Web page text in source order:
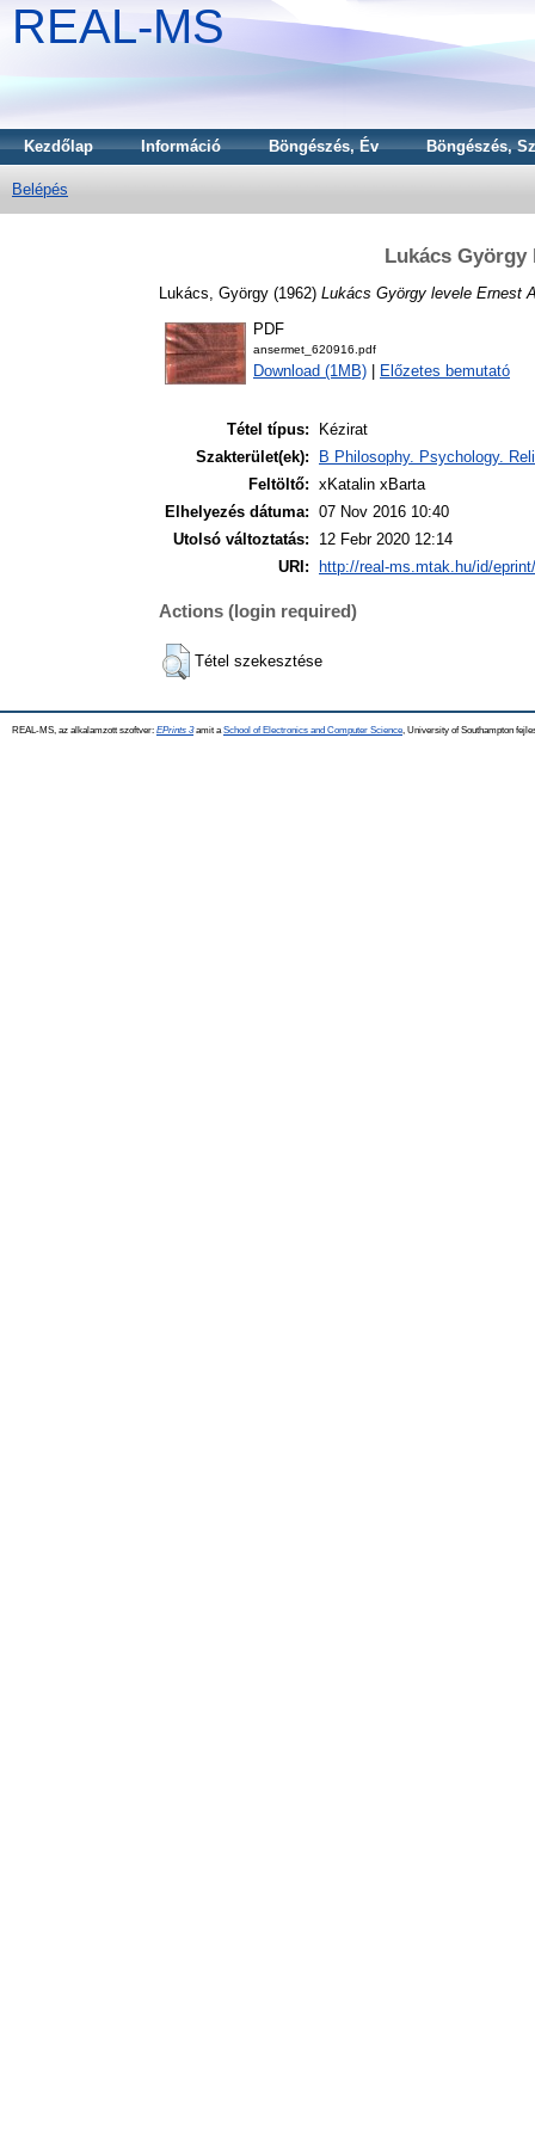
REAL-MS
Kezdőlap Információ Böngészés, Év Böngészés,
Belépés
Lukács György
Lukács, György (1962) Lukács György levele Ernest
PDF
ansermet_620916.pdf
Download (1MB) Előzetes bemutató
Tétel típus:
Kézirat
Szakterület(ek):
B Philosophy. Psychology.
Feltöltő: xKatalin xBarta
Elhelyezés dátuma: 07 Nov 2016 10:40
Utolsó változtatás:
12 Febr 2020 12:14
URI:
http://real-ms.mtak.hu/id/
Actions (login required)
Tétel szekesztése
REAL-MS, az alkalamzott szoftver: EPrints 3amit a School of Electronics and Computer Science , University of Southampton